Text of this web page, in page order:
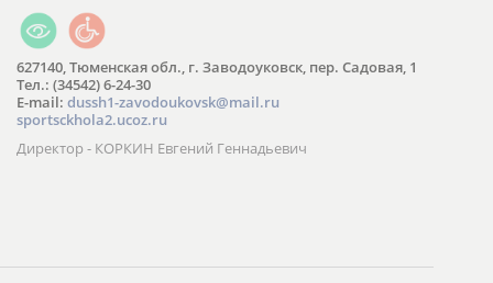
627140, Тюменская обл., г. Заводоуковск, пер. Садовая, 1
Тел.: (34542) 6-24-30
​E-mail: dussh1-zavodoukovsk@mail.ru
sportsckhola2.ucoz.ru
Директор - КОРКИН Евгений Геннадьевич